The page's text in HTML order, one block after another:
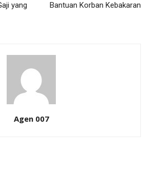
yang
Bantuan Korban Kebakaran
Agen 007